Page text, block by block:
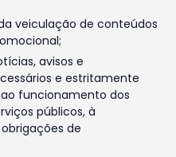
veiculação de conteúdos
avisos e
e estritamente
funcionamento dos
públicos, à
de